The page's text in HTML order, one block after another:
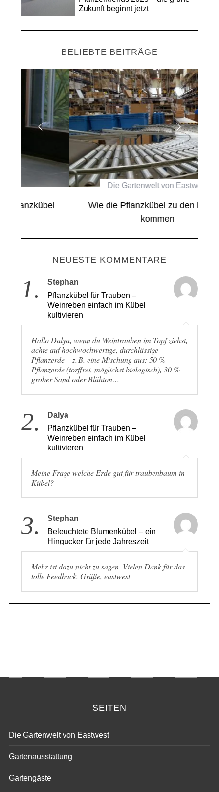
Zukunft beginnt jetzt
BELIEBTE BEITRÄGE
Die Gartenwelt von Eastwest
Wie die Pflanzkübel zu den Kunden
1.
Stephan
Pflanzkübel für Trauben –
Weinreben einfach im Kübel
kultivieren
Hallo Dalya, wenn du Weintrauben im Topf ziehst,
achte auf hochwochwertige, durchlässige
Pflanzerde – z. B. eine Mischung aus: 50 %
Pflanzerde (torffrei, möglichst biologisch), 30 %
2.
Dalya
Pflanzkübel für Trauben –
Weinreben einfach im Kübel
kultivieren
Meine Frage welche Erde gut für traubenbaum in
3.
Stephan
Beleuchtete Blumenkübel – ein
Hingucker für jede Jahreszeit
Mehr ist dazu nicht zu sagen. Vielen Dank für das